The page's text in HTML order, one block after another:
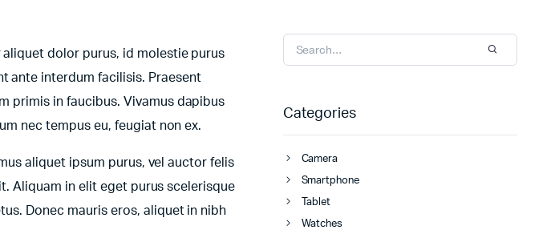
dolor purus, id molestie purus
ante interdum facilisis. Praesent
primis in faucibus. Vivamus dapibus
nec tempus eu, feugiat non ex.
aliquet ipsum purus, vel auctor felis
Aliquam in elit eget purus scelerisque
Donec mauris eros, aliquet in nibh
Categories
Camera
Smartphone
Tablet
Watches